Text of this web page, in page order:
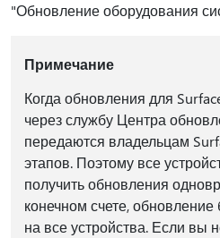
"Обновление оборудования
Примечание
Когда обновления для
через службу Центра
передаются владельцам
этапов. Поэтому все
получить обновления
конечном счете, обновление
на все устройства. Если вы